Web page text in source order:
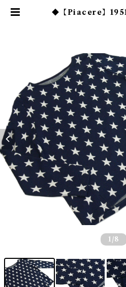
◆【Piacere】
1 /8